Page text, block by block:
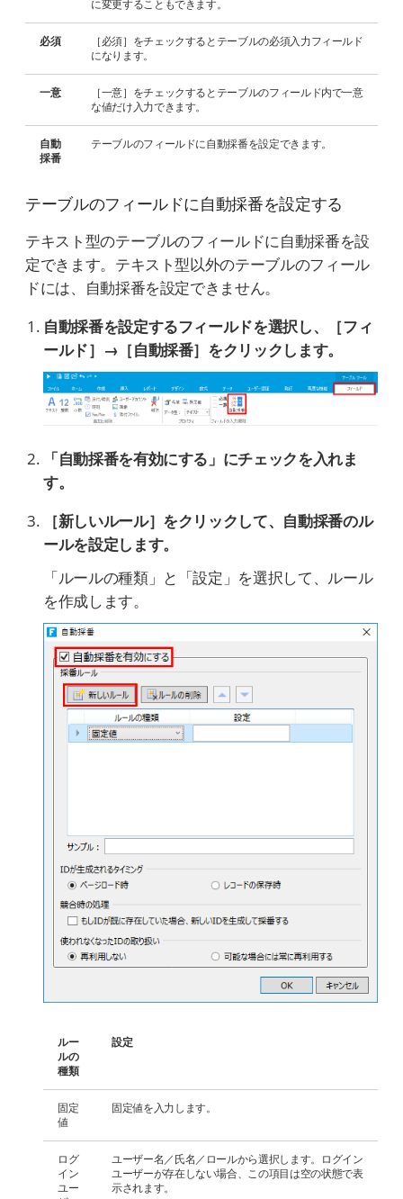
に変更することもできます。
必須
［必須］をチェックするとテーブルの必須入力フィールド
になります。
一意
［一意］をチェックするとテーブルのフィールド内で一意
な値だけ入力できます。
自動
採番
テーブルのフィールドに自動採番を設定できます。
テーブルのフィールドに自動採番を設定する
テキスト型のテーブルのフィールドに自動採番を設
定できます。テキスト型以外のテーブルのフィール
ドには、自動採番を設定できません。
自動採番を設定するフィールドを選択し、［フィ
ールド］→［自動採番］をクリックします。
「自動採番を有効にする」にチェックを入れま
す。
［新しいルール］をクリックして、自動採番のル
ールを設定します。
「ルールの種類」と「設定」を選択して、ルール
を作成します。
ルー
ルの
種類
設定
固定
値
固定値を入力します。
ログ
イン
ユー
ユーザー名／氏名／ロールから選択します。ログイン
ユーザーが存在しない場合、この項目は空の状態で表
示されます。